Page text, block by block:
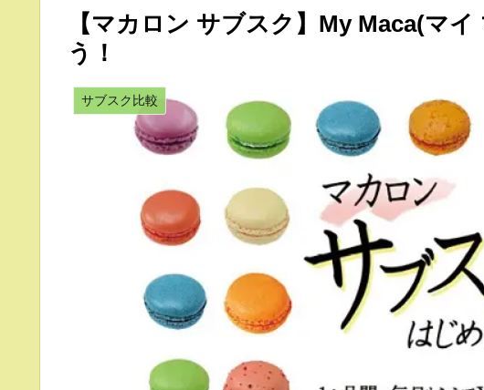
【マカロン サブスク】My Maca(マ
う！
サブスク比較